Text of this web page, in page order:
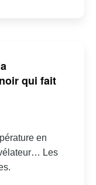
qui fait
en
Les